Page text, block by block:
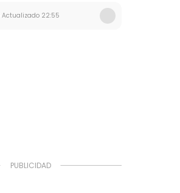
Actualizado 22:55